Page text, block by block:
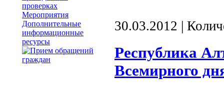
проверках
Мероприятия
Дополнительные
информационные
ресурсы
30.03.2012 |
Республика
Всемирного